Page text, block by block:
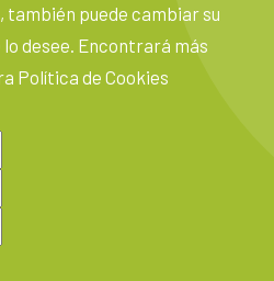
puede cambiar su
desee. Encontrará más
Política de Cookies